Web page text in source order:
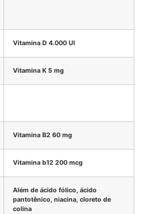
Vitamina D 4.000 UI
Vitamina K 5 mg
Vitamina B2 60 mg
Vitamina b12 200 mcg
Além de ácido fólico, ácido
pantotênico, niacina, cloreto de
colina